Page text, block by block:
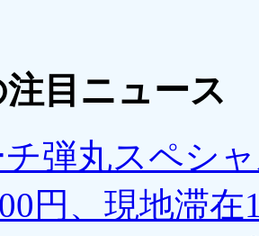
目ニュース
チ弾丸スペシ
円、現地滞